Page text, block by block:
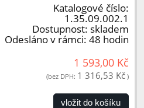
Katalogové číslo:
1.35.09.002.1
Dostupnost: skladem
Odesláno v rámci: 48 hodin
1 593,00 Kč
(bez DPH: 1 316,53 Kč )
vložit do košíku